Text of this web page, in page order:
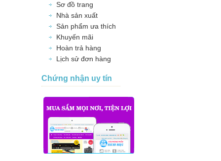
Sơ đồ trang
Nhà sản xuất
Sản phẩm ưa thích
Khuyến mãi
Hoàn trả hàng
Lịch sử đơn hàng
Chứng nhận uy tín